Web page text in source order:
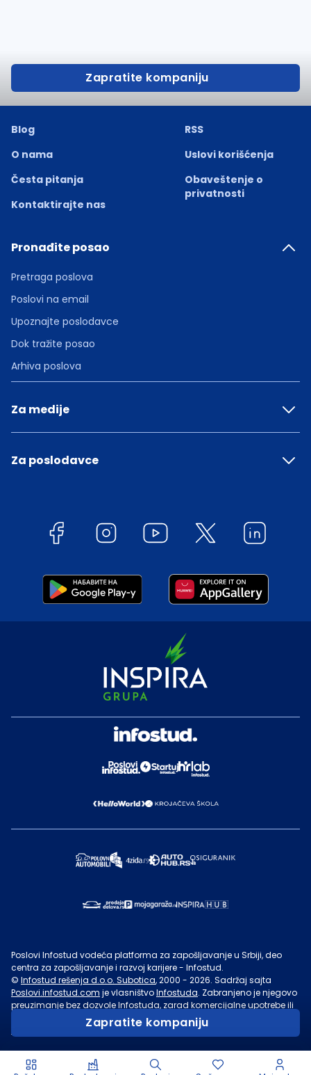
Zapratite kompaniju
Zapratite kompaniju
Blog
O nama
Česta pitanja
Kontaktirajte nas
RSS
Uslovi korišćenja
Obaveštenje o
privatnosti
Pronađite posao
Pretraga poslova
Poslovi na email
Upoznajte poslodavce
Dok tražite posao
Arhiva poslova
Za medije
Za poslodavce
Poslovi Infostud vodeća platforma za zapošljavanje u Srbiji, deo
centra za zapošljavanje i razvoj karijere - Infostud.
© Infostud rešenja d.o.o. Subotica, 2000 - 2026. Sadržaj sajta
Poslovi.infostud.com je vlasništvoInfostuda. Zabranjeno je njegovo
preuzimanje bez dozvoleInfostuda, zarad komercijalne upotrebe ili
u druge svrhe, osim za lične potrebe posetilaca sajta.